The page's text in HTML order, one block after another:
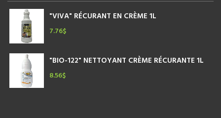
"VIVA" RÉCURANT EN CRÈME 1L
7.76$
"BIO-122" NETTOYANT CRÈME RÉCURANTE 1L
8.56$